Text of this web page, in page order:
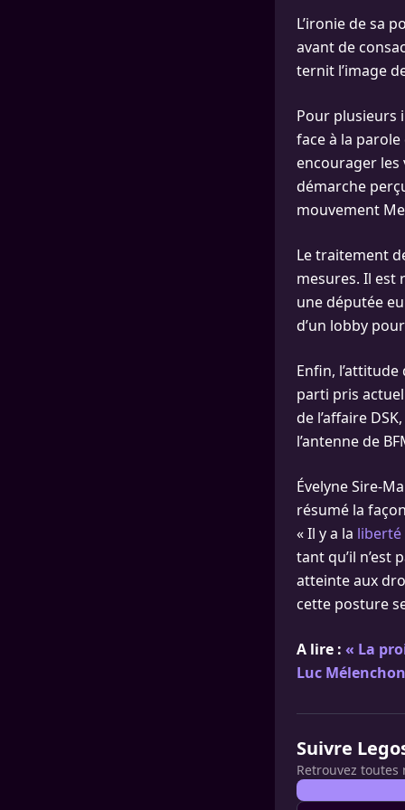
L’ironie de sa
avant de
ternit l’image
Pour plusieurs
face à la
encourager les
démarche
mouvement
Le traitement
mesures. Il est
une députée
d’un lobby
Enfin,
parti pris
de l’affaire
l’antenne de
Évelyne Sire-
résumé la
« Il y a la liberté
tant qu’il n’est
atteinte aux
cette posture
A lire : « La
Luc Mélenchon
Suivre
Retrouvez toutes